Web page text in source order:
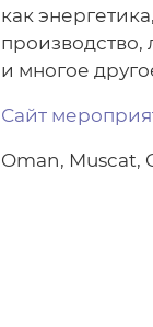
как
производство,
и многое
Сайт
Oman, Muscat,